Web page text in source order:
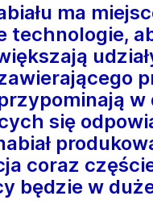
ma
technologie,
się
coraz
będzie w